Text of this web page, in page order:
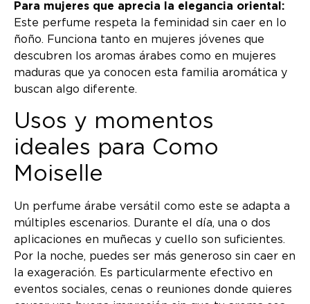
Para mujeres que aprecia la elegancia oriental:
Este perfume respeta la feminidad sin caer en lo
ñoño. Funciona tanto en mujeres jóvenes que
descubren los aromas árabes como en mujeres
maduras que ya conocen esta familia aromática y
buscan algo diferente.
Usos y momentos
ideales para Como
Moiselle
Un perfume árabe versátil como este se adapta a
múltiples escenarios. Durante el día, una o dos
aplicaciones en muñecas y cuello son suficientes.
Por la noche, puedes ser más generoso sin caer en
la exageración. Es particularmente efectivo en
eventos sociales, cenas o reuniones donde quieres